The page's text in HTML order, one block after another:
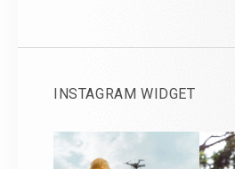
INSTAGRAM WIDGET